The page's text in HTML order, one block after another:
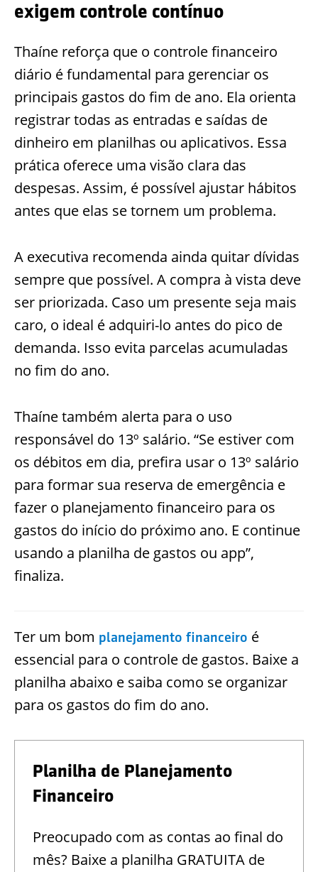
exigem controle contínuo
Thaíne reforça que o controle financeiro
diário é fundamental para gerenciar os
principais gastos do fim de ano. Ela orienta
registrar todas as entradas e saídas de
dinheiro em planilhas ou aplicativos. Essa
prática oferece uma visão clara das
despesas. Assim, é possível ajustar hábitos
antes que elas se tornem um problema.
A executiva recomenda ainda quitar dívidas
sempre que possível. A compra à vista deve
ser priorizada. Caso um presente seja mais
caro, o ideal é adquiri-lo antes do pico de
demanda. Isso evita parcelas acumuladas
no fim do ano.
Thaíne também alerta para o uso
responsável do 13º salário. “Se estiver com
os débitos em dia, prefira usar o 13º salário
para formar sua reserva de emergência e
fazer o planejamento financeiro para os
gastos do início do próximo ano. E continue
usando a planilha de gastos ou app”,
finaliza.
Ter um bom planejamento financeiro é
essencial para o controle de gastos. Baixe a
planilha abaixo e saiba como se organizar
para os gastos do fim do ano.
Planilha de Planejamento
Financeiro
Preocupado com as contas ao final do
mês? Baixe a planilha GRATUITA de